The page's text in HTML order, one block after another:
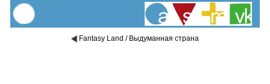
Fantasy Land / Выдуманная страна